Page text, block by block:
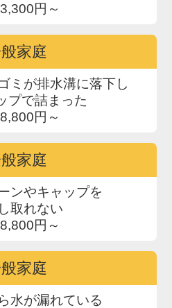
円～
家庭
ミが排水溝に落下し
プで詰まった
円～
家庭
ンやキャップを
取れない
円～
家庭
水が漏れている